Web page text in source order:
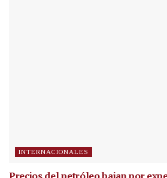
INTERNACIONALES